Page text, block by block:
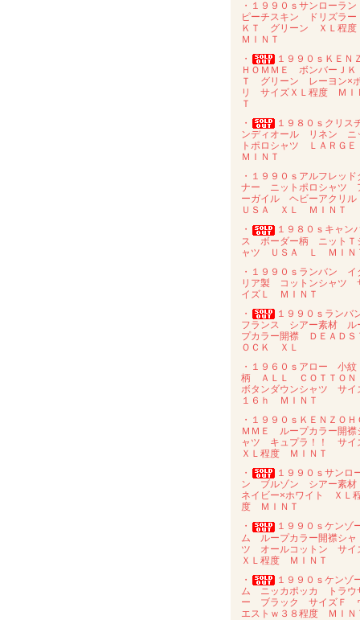
・１９９０ｓサンローラン
ピーチスキン ドリズラー
ＫＴ グリーン ＸＬ程度
ＭＩＮＴ
・
１９９０ｓＫＥＮ
ＨＯＭＭＥ ボンバーＪＫ
Ｔ グリーン レーヨン×
リ サイズＸＬ程度 ＭＩ
Ｔ
・
１９８０ｓクリス
ンディオール リネン ニ
トポロシャツ ＬＡＲＧＥ
ＭＩＮＴ
・１９９０ｓアルフレッド
ナー ニットポロシャツ
ーガイル ヘビーアクリル
ＵＳＡ ＸＬ ＭＩＮＴ
・
１９８０ｓキャン
ス ボーダー柄 ニットＴ
ャツ ＵＳＡ Ｌ ＭＩＮ
・１９９０ｓランバン イ
リア製 コットンシャツ
イズＬ ＭＩＮＴ
・
１９９０ｓランバ
フランス シアー素材 ル
プカラー開襟 ＤＥＡＤＳ
ＯＣＫ ＸＬ
・１９６０ｓアロー 小紋
柄 ＡＬＬ ＣＯＴＴＯＮ
ボタンダウンシャツ サイ
１６ｈ ＭＩＮＴ
・１９９０ｓＫＥＮＺＯＨ
ＭＭＥ ループカラー開襟
ャツ キュプラ！！ サイ
ＸＬ程度 ＭＩＮＴ
・
１９９０ｓサンロ
ン ブルゾン シアー素材
ネイビー×ホワイト ＸＬ
度 ＭＩＮＴ
・
１９９０ｓケンゾ
ム ループカラー開襟シャ
ツ オールコットン サイ
ＸＬ程度 ＭＩＮＴ
・
１９９０ｓケンゾ
ム ニッカポッカ トラウ
ー ブラック サイズＦ
エストｗ３８程度 ＭＩＮ